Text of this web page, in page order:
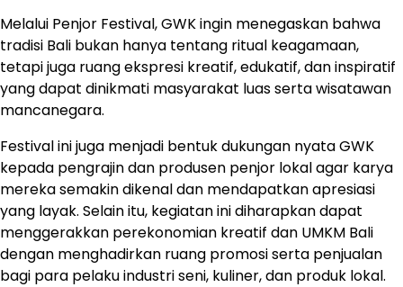
Melalui Penjor Festival, GWK ingin menegaskan bahwa
tradisi Bali bukan hanya tentang ritual keagamaan,
tetapi juga ruang ekspresi kreatif, edukatif, dan inspiratif
yang dapat dinikmati masyarakat luas serta wisatawan
mancanegara.
Festival ini juga menjadi bentuk dukungan nyata GWK
kepada pengrajin dan produsen penjor lokal agar karya
mereka semakin dikenal dan mendapatkan apresiasi
yang layak. Selain itu, kegiatan ini diharapkan dapat
menggerakkan perekonomian kreatif dan UMKM Bali
dengan menghadirkan ruang promosi serta penjualan
bagi para pelaku industri seni, kuliner, dan produk lokal.